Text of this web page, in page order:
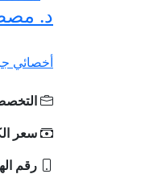
د.
أخصائي
سعر
رقم